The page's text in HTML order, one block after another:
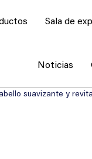
Sala de
Noticias
suavizante y